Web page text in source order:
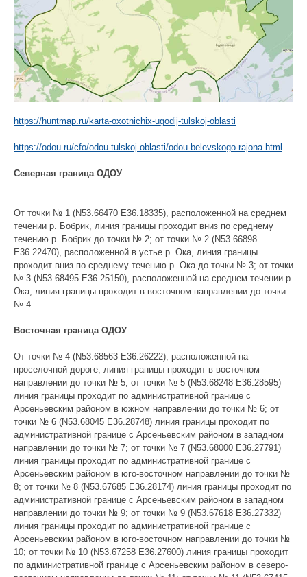
https://huntmap.ru/karta-oxotnichix-ugodij-tulskoj-oblasti
https://odou.ru/cfo/odou-tulskoj-oblasti/odou-belevskogo-rajona.html
Северная граница ОДОУ
От точки № 1 (N53.66470 E36.18335), расположенной на среднем
течении р. Бобрик, линия границы проходит вниз по среднему
течению р. Бобрик до точки № 2; от точки № 2 (N53.66898
E36.22470), расположенной в устье р. Ока, линия границы
проходит вниз по среднему течению р. Ока до точки № 3; от точки
№ 3 (N53.68495 E36.25150), расположенной на среднем течении р.
Ока, линия границы проходит в восточном направлении до точки
№ 4.
Восточная граница ОДОУ
От точки № 4 (N53.68563 E36.26222), расположенной на
проселочной дороге, линия границы проходит в восточном
направлении до точки № 5; от точки № 5 (N53.68248 E36.28595)
линия границы проходит по административной границе с
Арсеньевским районом в южном направлении до точки № 6; от
точки № 6 (N53.68045 E36.28748) линия границы проходит по
административной границе с Арсеньевским районом в западном
направлении до точки № 7; от точки № 7 (N53.68000 E36.27791)
линия границы проходит по административной границе с
Арсеньевским районом в юго-восточном направлении до точки №
8; от точки № 8 (N53.67685 E36.28174) линия границы проходит по
административной границе с Арсеньевским районом в западном
направлении до точки № 9; от точки № 9 (N53.67618 E36.27332)
линия границы проходит по административной границе с
Арсеньевским районом в юго-восточном направлении до точки №
10; от точки № 10 (N53.67258 E36.27600) линия границы проходит
по административной границе с Арсеньевским районом в северо-